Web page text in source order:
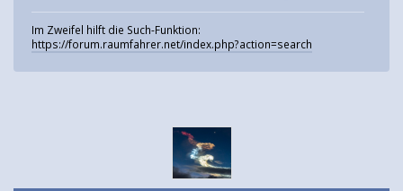
Im Zweifel hilft die Such-Funktion:
https://forum.raumfahrer.net/index.php?action=search